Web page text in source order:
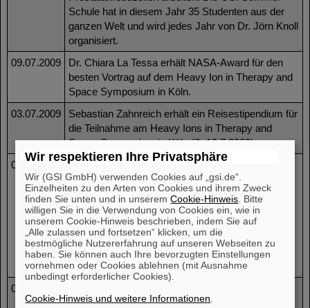
Schule hat in diesem Jahr 35 Studenten aus der
ganzen Welt und wird jedes Jahr von Dr. Jörn Knoll
organisiert.
09.07.2009
Dr. Chiara La Tessa erhält NASA-Award für den
besten Vortrag auf dem Heavy Ion in Therapy and
Space Symposium in Köln.
03.07.2009
Sebastian Zahnreich erhält ein Reisestipendium für
die Teilnahme am Heavy Ions in Therapy and
Space Symposium in Köln (6.-10.7.2009).
03.07.2009
Das Heavy Ions in Therapy and Space
Symposium fand vom 6.-10. Juli in Köln statt. Der
Workshop wird von der GSI gesponsert und
beinhaltet das 1. ESA Space Radiation
Investigators’ Meeting, den 20. NASA Space
Radiation Health Investigators’ Workshop und den
12. Workshop on Heavy Ion in Biology and
Medicine.
03.07.2009
zwischen der Abteilung Biophysik der GSI und
Wir respektieren Ihre Privatsphäre
Wir (GSI GmbH) verwenden Cookies auf „gsi.de“.
Einzelheiten zu den Arten von Cookies und ihrem Zweck
finden Sie unten und in unseremCookie-Hinweis . Bitte
willigen Sie in die Verwendung von Cookies ein, wie in
unserem Cookie-Hinweis beschrieben, indem Sie auf
„Alle zulassen und fortsetzen“ klicken, um die
bestmögliche Nutzererfahrung auf unseren Webseiten zu
haben. Sie können auch Ihre bevorzugten Einstellungen
vornehmen oder Cookies ablehnen (mit Ausnahme
unbedingt erforderlicher Cookies).
Cookie-Hinweis und weitere Informationen